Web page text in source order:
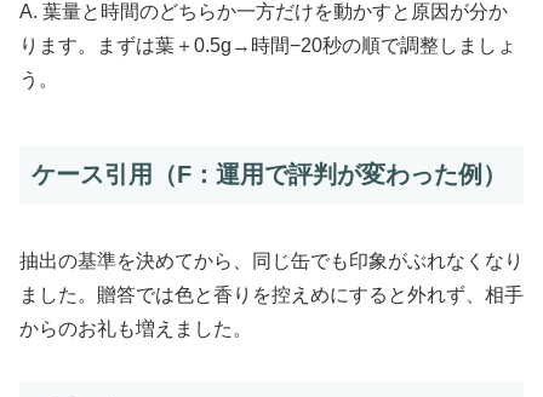
A. 葉量と時間のどちらか一方だけを動かすと原因が分か
ります。まずは葉＋0.5g→時間−20秒の順で調整しましょ
う。
ケース引用（F：運用で評判が変わった例）
抽出の基準を決めてから、同じ缶でも印象がぶれなくなり
ました。贈答では色と香りを控えめにすると外れず、相手
からのお礼も増えました。